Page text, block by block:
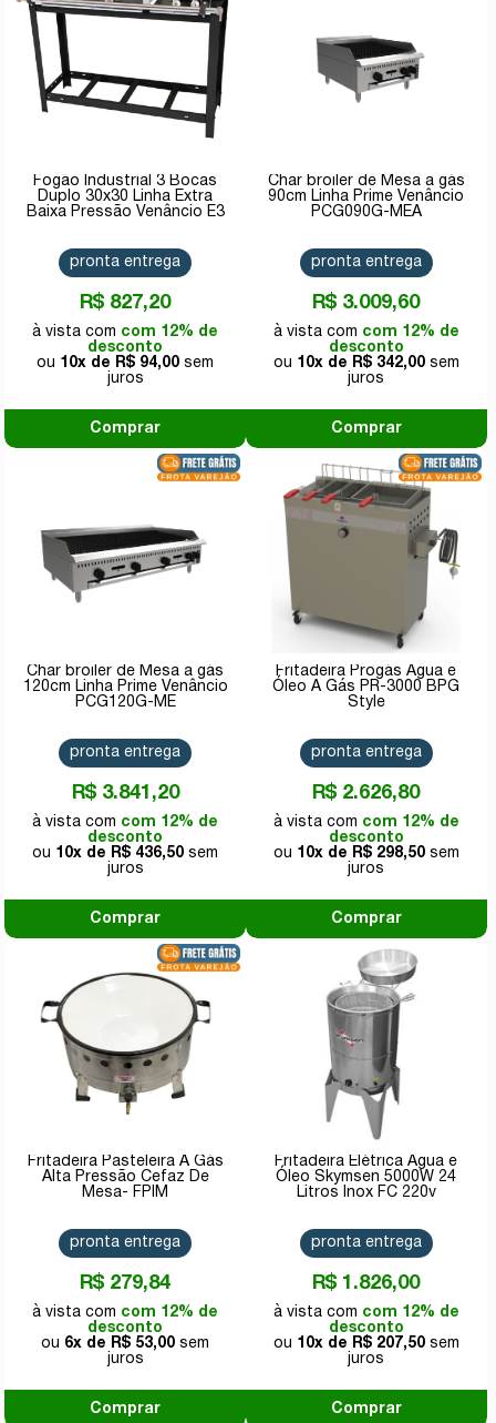
Fogão Industrial 3 Bocas
Duplo 30x30 Linha Extra
Baixa Pressão Venâncio E3
R$ 827,20
com 12% de
desconto
10x de
R$ 94,00
pronta entrega
Comprar
Char broiler de Mesa a gás
90cm Linha Prime Venâncio
PCG090G-MEA
R$ 3.009,60
com 12% de
desconto
10x de
R$ 342,00
pronta entrega
Comprar
Char broiler de Mesa a gás
120cm Linha Prime Venâncio
PCG120G-ME
R$ 3.841,20
com 12% de
desconto
10x de
R$ 436,50
pronta entrega
Comprar
Fritadeira Progás Água e
Óleo A Gás PR-3000 BPG
Style
R$ 2.626,80
com 12% de
desconto
10x de
R$ 298,50
pronta entrega
Comprar
Fritadeira Pasteleira A Gás
Alta Pressão Cefaz De
Mesa- FPIM
R$ 279,84
com 12% de
desconto
6x de
R$ 53,00
pronta entrega
Comprar
Fritadeira Elétrica Água e
Óleo Skymsen 5000W 24
Litros Inox FC 220v
R$ 1.826,00
com 12% de
desconto
10x de
R$ 207,50
pronta entrega
Comprar